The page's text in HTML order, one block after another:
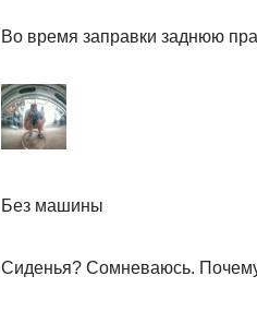
Во время заправки заднюю
Без машины
Сиденья? Сомневаюсь.